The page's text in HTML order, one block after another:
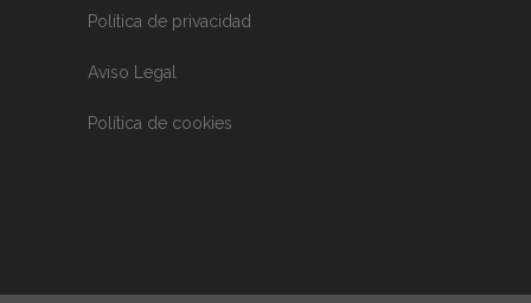
Política de privacidad
Aviso Legal
Política de cookies